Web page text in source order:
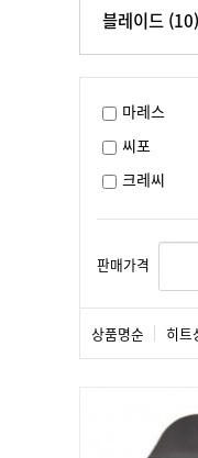
블레이드 (10)
마레스
씨포
크레씨
판매가격
상품명순 히트